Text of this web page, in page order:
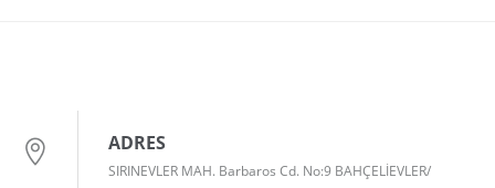
ADRES
SIRINEVLER MAH. Barbaros Cd. No:9 BAHÇELİEVLER/